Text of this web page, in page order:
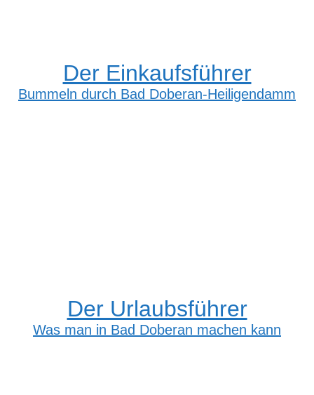
Der Einkaufsführer
Bummeln durch Bad Doberan-Heiligendamm
Der Urlaubsführer
Was man in Bad Doberan machen kann